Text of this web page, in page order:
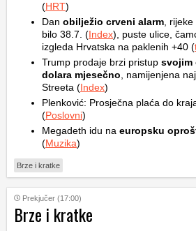
(HRT)
Dan obilježio crveni alarm ,
bilo 38.7. (Index), puste ulice,
izgleda Hrvatska na paklenih +40 (
Trump prodaje brzi pristup svojim
dolara mjesečno , namijenjena
Streeta (Index)
Plenković: Prosječna plaća do
(Poslovni)
Megadeth idu na europsku
(Muzika)
Brze i kratke
Prekjučer (17:00)
Brze i kratke